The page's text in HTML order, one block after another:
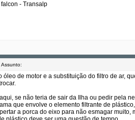
- Transalp
óleo de motor e a substituição do filtro de ar,
se não teria de sair da Ilha ou pedir pela
que envolve o elemento filtrante de
a porca do eixo para não esmagar